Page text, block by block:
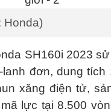
Honda)
SH160i 2023
đơn, dung tích
xăng điện tử,
lực tại 8.500